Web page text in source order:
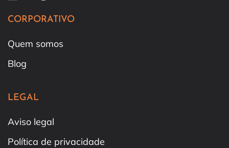
CORPORATIVO
Quem somos
Blog
LEGAL
Aviso legal
Política de privacidade